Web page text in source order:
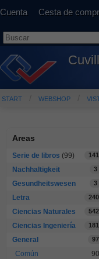
Cuenta Cesta de
START WEBSHOP
Areas
Serie de libros (99)
Nachhaltigkeit 3
Gesundheitswesen 3
Letra
Ciencias Naturales
Ciencias Ingeniería
General 97
Común
90